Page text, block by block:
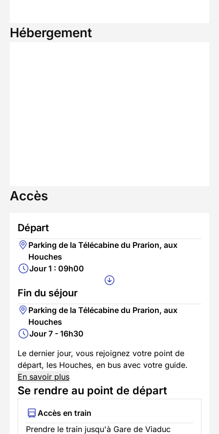
Hébergement
Accès
Départ
Parking de la Télécabine du Prarion, aux
Houches
Jour 1 : 09h00
Fin du séjour
Parking de la Télécabine du Prarion, aux
Houches
Jour 7 - 16h30
Le dernier jour, vous rejoignez votre point de
départ, les Houches, en bus avec votre guide.
En savoir plus
Se rendre au point de départ
Accès en train
Prendre le train jusqu'à Gare de Viaduc